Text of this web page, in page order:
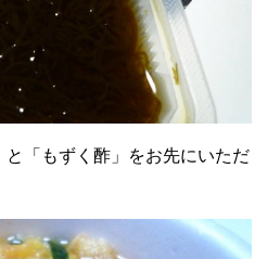
「もずく酢」をお先にいただ